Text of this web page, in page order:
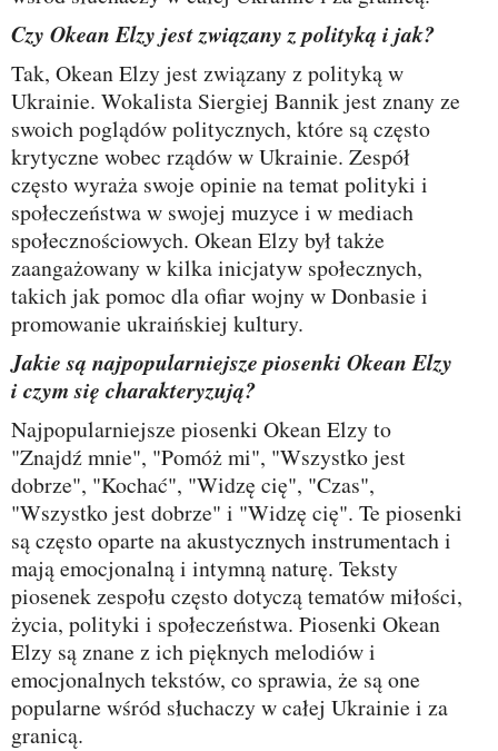
Czy Okean Elzy jest związany z polityką i jak?
Tak, Okean Elzy jest związany z polityką w
Ukrainie. Wokalista Siergiej Bannik jest znany ze
swoich poglądów politycznych, które są często
krytyczne wobec rządów w Ukrainie. Zespół
często wyraża swoje opinie na temat polityki i
społeczeństwa w swojej muzyce i w mediach
społecznościowych. Okean Elzy był także
zaangażowany w kilka inicjatyw społecznych,
takich jak pomoc dla ofiar wojny w Donbasie i
promowanie ukraińskiej kultury.
Jakie są najpopularniejsze piosenki Okean Elzy
i czym się charakteryzują?
Najpopularniejsze piosenki Okean Elzy to
"Znajdź mnie", "Pomóż mi", "Wszystko jest
dobrze", "Kochać", "Widzę cię", "Czas",
"Wszystko jest dobrze" i "Widzę cię". Te piosenki
są często oparte na akustycznych instrumentach i
mają emocjonalną i intymną naturę. Teksty
piosenek zespołu często dotyczą tematów miłości,
życia, polityki i społeczeństwa. Piosenki Okean
Elzy są znane z ich pięknych melodiów i
emocjonalnych tekstów, co sprawia, że są one
popularne wśród słuchaczy w całej Ukrainie i za
granicą.